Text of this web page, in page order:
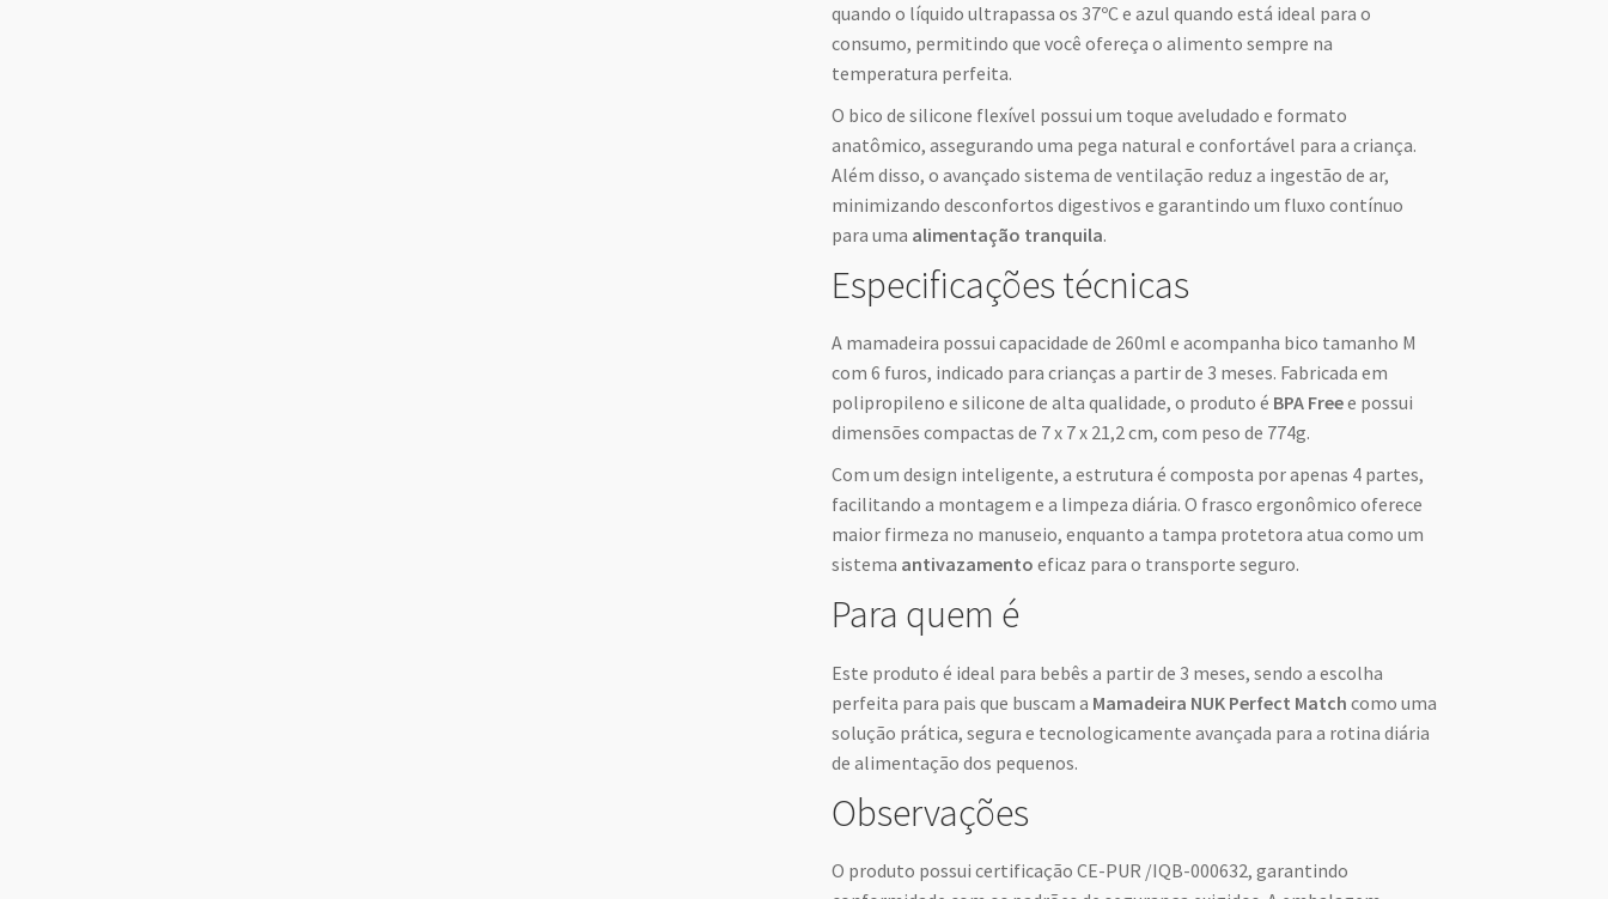
quando o líquido ultrapassa os 37ºC e azul quando está ideal para o
consumo, permitindo que você ofereça o alimento sempre na
temperatura perfeita.
O bico de silicone flexível possui um toque aveludado e formato
anatômico, assegurando uma pega natural e confortável para a criança.
Além disso, o avançado sistema de ventilação reduz a ingestão de ar,
minimizando desconfortos digestivos e garantindo um fluxo contínuo
para uma alimentação tranquila.
Especificações técnicas
A mamadeira possui capacidade de 260ml e acompanha bico tamanho M
com 6 furos, indicado para crianças a partir de 3 meses. Fabricada em
polipropileno e silicone de alta qualidade, o produto é BPA Freee possui
dimensões compactas de 7 x 7 x 21,2 cm, com peso de 774g.
Com um design inteligente, a estrutura é composta por apenas 4 partes,
facilitando a montagem e a limpeza diária. O frasco ergonômico oferece
maior firmeza no manuseio, enquanto a tampa protetora atua como um
sistema antivazamento eficaz para o transporte seguro.
Para quem é
Este produto é ideal para bebês a partir de 3 meses, sendo a escolha
perfeita para pais que buscam a Mamadeira NUK Perfect Match como uma
solução prática, segura e tecnologicamente avançada para a rotina diária
de alimentação dos pequenos.
Observações
O produto possui certificação CE-PUR /IQB-000632, garantindo